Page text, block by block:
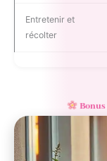
Entretenir et
récolter